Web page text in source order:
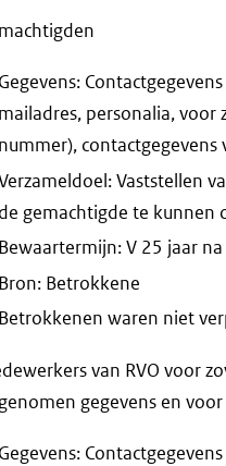
Gegevens:
mailadres, personalia, voor
nummer),
Vaststellen
de gemachtigde te kunnen
Bewaartermijn: V 25 jaar
Bron: Betrokkene
Betrokkenen waren niet
van RVO voor
gegevens en
Gegevens: